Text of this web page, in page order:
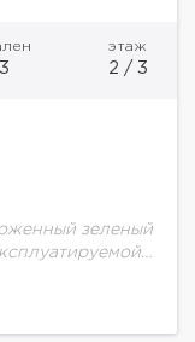
3
этаж
2 / 3
зеленый